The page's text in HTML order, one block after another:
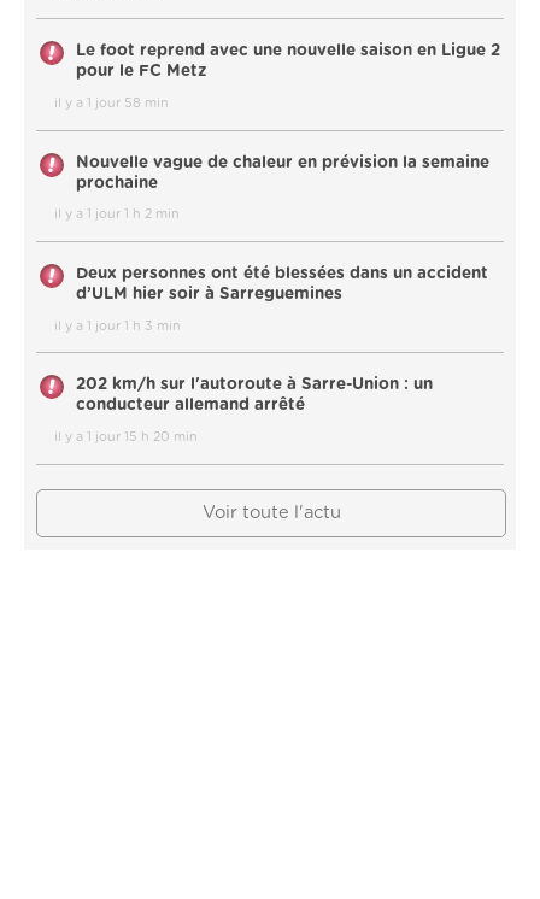
Le foot reprend avec une nouvelle saison en Ligue 2
pour le FC Metz
il y a 1 jour 58 min
Nouvelle vague de chaleur en prévision la semaine
prochaine
il y a 1 jour 1 h 2 min
Deux personnes ont été blessées dans un accident
d’ULM hier soir à Sarreguemines
il y a 1 jour 1 h 3 min
202 km/h sur l'autoroute à Sarre-Union : un
conducteur allemand arrêté
il y a 1 jour 15 h 20 min
Voir toute l'actu